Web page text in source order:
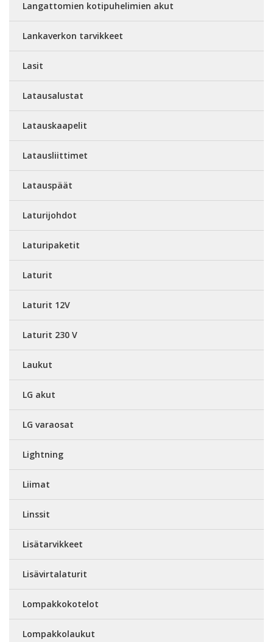
Langattomien kotipuhelimien akut
Lankaverkon tarvikkeet
Lasit
Latausalustat
Latauskaapelit
Latausliittimet
Latauspäät
Laturijohdot
Laturipaketit
Laturit
Laturit 12V
Laturit 230 V
Laukut
LG akut
LG varaosat
Lightning
Liimat
Linssit
Lisätarvikkeet
Lisävirtalaturit
Lompakkokotelot
Lompakkolaukut